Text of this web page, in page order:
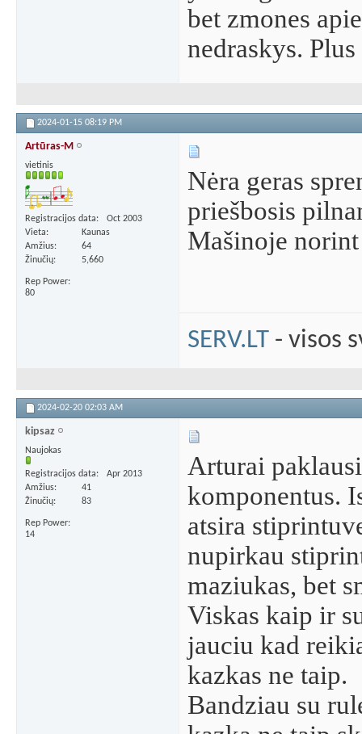
bet zmones
nedraskys.
2024-01-15 08:19 PM
Artūras-M
vietinis
Registracijos data
Oct 2003
Vieta
Kaunas
Amžius
64
Žinučių
5,660
Rep Power
80
Nėra geras
priešbosis
Mašinoje
SERV.LT - visos
2024-02-20 02:03 AM
kipsaz
Naujokas
Registracijos data
Apr 2013
Amžius
41
Žinučių
83
Rep Power
14
Arturai
komponentus.
atsira
nupirkau
maziukas, bet
Viskas kaip ir
jauciu kad
kazkas ne taip.
Bandziau su